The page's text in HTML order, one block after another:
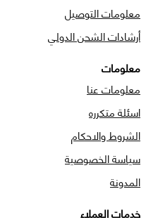
معلومات التوصيل
أرشادات الشحن الدولي
معلومات
معلومات عنا
اسئلة متكرره
الشروط والاحكام
سياسة الخصوصية
المدونة
خدمات العملاء